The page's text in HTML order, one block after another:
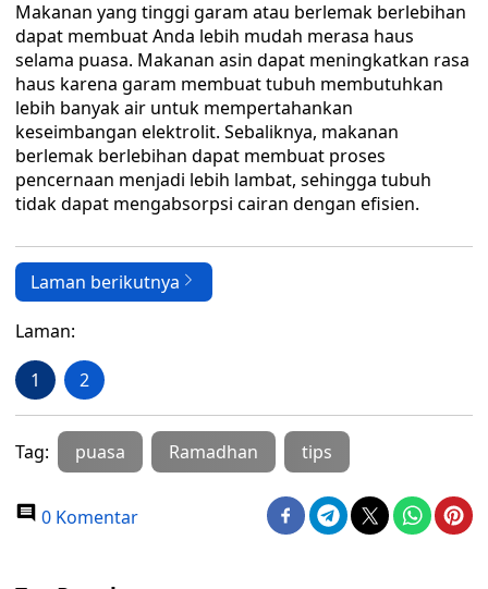
Makanan yang tinggi garam atau berlemak berlebihan
dapat membuat Anda lebih mudah merasa haus
selama puasa. Makanan asin dapat meningkatkan rasa
haus karena garam membuat tubuh membutuhkan
lebih banyak air untuk mempertahankan
keseimbangan elektrolit. Sebaliknya, makanan
berlemak berlebihan dapat membuat proses
pencernaan menjadi lebih lambat, sehingga tubuh
tidak dapat mengabsorpsi cairan dengan efisien.
Laman berikutnya
Laman:
1 2
Tag: puasa Ramadhan tips
0 Komentar